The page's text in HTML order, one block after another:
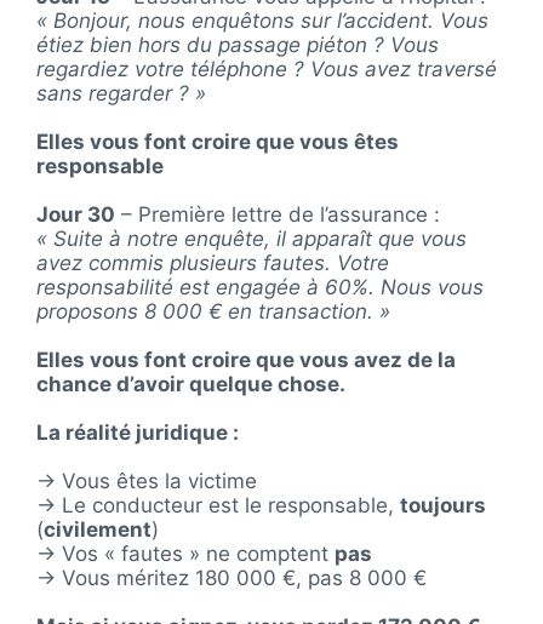
« Bonjour, nous enquêtons sur l’accident. Vous
étiez bien hors du passage piéton ? Vous
regardiez votre téléphone ? Vous avez traversé
sans regarder ? »
Elles vous font croire que vous êtes
responsable
Jour 30 – Première lettre de l’assurance :
« Suite à notre enquête, il apparaît que vous
avez commis plusieurs fautes. Votre
responsabilité est engagée à 60%. Nous vous
proposons 8 000 € en transaction. »
Elles vous font croire que vous avez de la
chance d’avoir quelque chose.
La réalité juridique :
→ Vous êtes la victime
→ Le conducteur est le responsable, toujours
(civilement)
→ Vos « fautes » ne comptent pas
→ Vous méritez 180 000 €, pas 8 000 €